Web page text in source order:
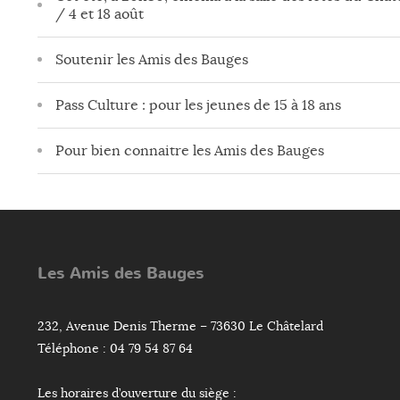
/ 4 et 18 août
Soutenir les Amis des Bauges
Pass Culture : pour les jeunes de 15 à 18 ans
Pour bien connaitre les Amis des Bauges
Les Amis des Bauges
232, Avenue Denis Therme – 73630 Le Châtelard
Téléphone : 04 79 54 87 64
Les horaires d’ouverture du siège :